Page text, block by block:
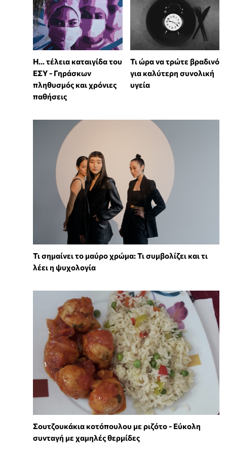
Η... τέλεια καταιγίδα του
ΕΣΥ - Γηράσκων
πληθυσμός και χρόνιες
παθήσεις
Τι ώρα να τρώτε βραδινό
για καλύτερη συνολική
υγεία
Τι σημαίνει το μαύρο χρώμα: Τι συμβολίζει και τι
λέει η ψυχολογία
Σουτζουκάκια κοτόπουλου με ριζότο - Εύκολη
συνταγή με χαμηλές θερμίδες